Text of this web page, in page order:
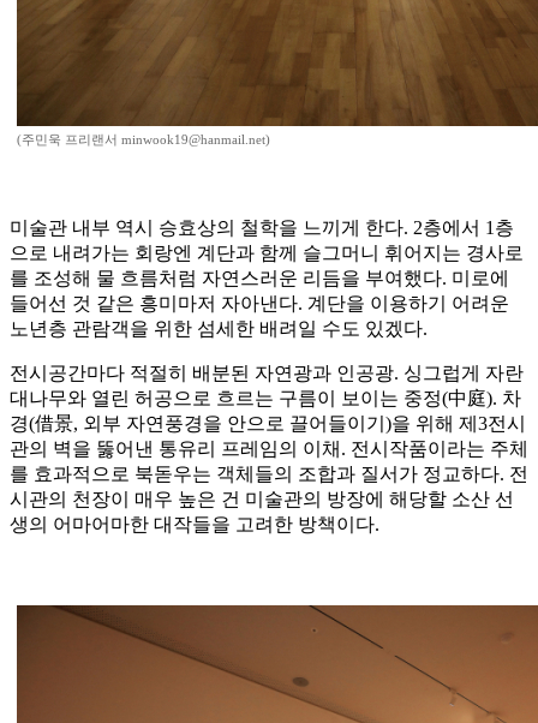
(주민욱 프리랜서 minwook19@hanmail.net)
미술관 내부 역시 승효상의 철학을 느끼게 한다. 2층에서 1층
으로 내려가는 회랑엔 계단과 함께 슬그머니 휘어지는 경사로
를 조성해 물 흐름처럼 자연스러운 리듬을 부여했다. 미로에
들어선 것 같은 흥미마저 자아낸다. 계단을 이용하기 어려운
노년층 관람객을 위한 섬세한 배려일 수도 있겠다.
전시공간마다 적절히 배분된 자연광과 인공광. 싱그럽게 자란
대나무와 열린 허공으로 흐르는 구름이 보이는 중정(中庭). 차
경(借景, 외부 자연풍경을 안으로 끌어들이기)을 위해 제3전시
관의 벽을 뚫어낸 통유리 프레임의 이채. 전시작품이라는 주체
를 효과적으로 북돋우는 객체들의 조합과 질서가 정교하다. 전
시관의 천장이 매우 높은 건 미술관의 방장에 해당할 소산 선
생의 어마어마한 대작들을 고려한 방책이다.